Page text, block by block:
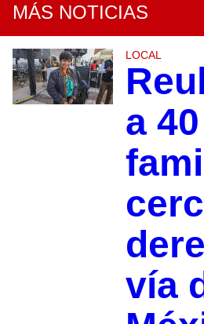
MÁS NOTICIAS
LOCAL
a 40
vía